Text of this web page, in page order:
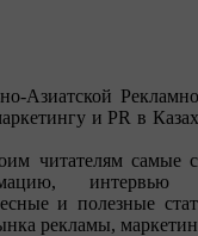
Азиатской
и PR в
читателям самые
и полезные
рекламы,